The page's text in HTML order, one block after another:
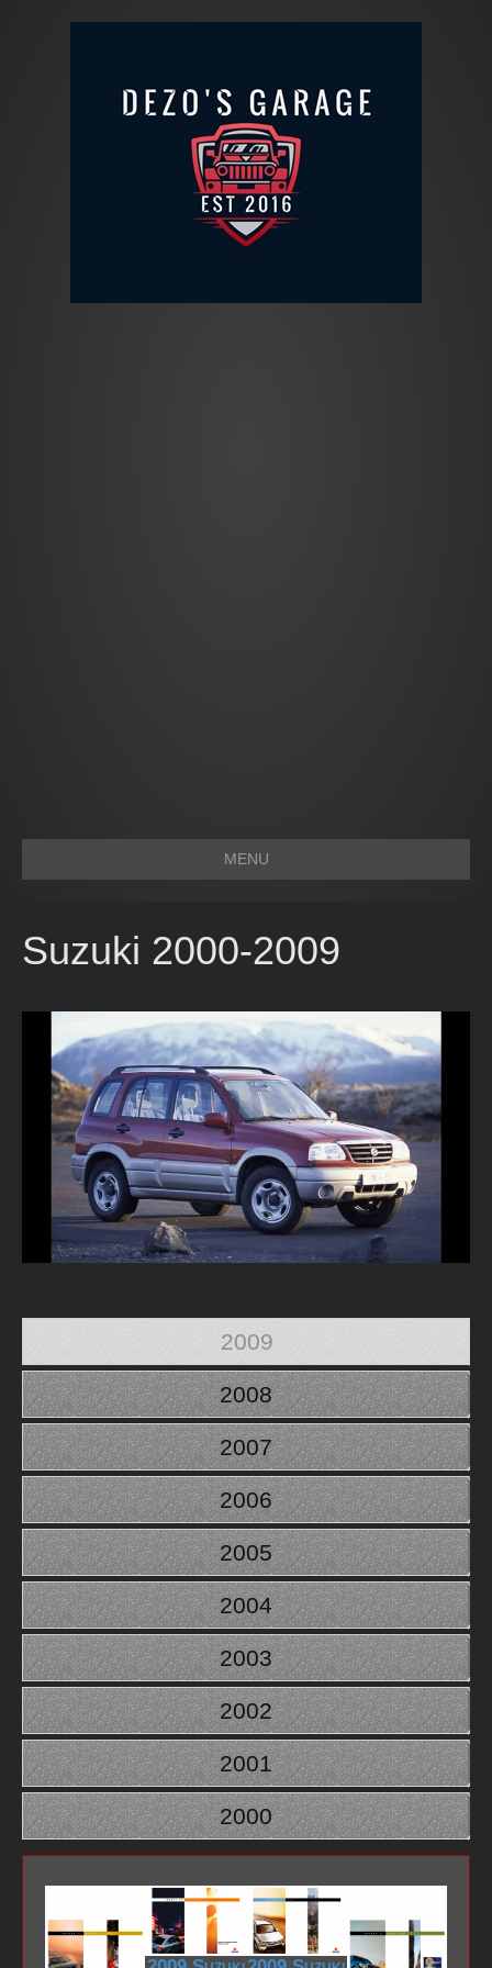
MENU
Suzuki 2000-2009
2009
2008
2007
2006
2005
2004
2003
2002
2001
2000